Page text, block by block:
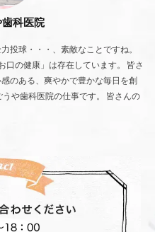
科医院
投球・・・、素敵なことですね。
口の健康」は存在しています。 皆さ
のある、爽やかで豊かな毎日を創
や歯科医院の仕事です。 皆さんの